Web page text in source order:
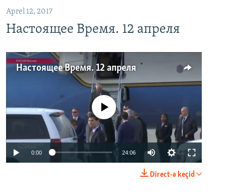
Aprel 12, 2017
Настоящее Время. 12 апреля
Настоящее Время. 12 апреля
No media source currently available
0:00 24:06
Direct-ə keçid